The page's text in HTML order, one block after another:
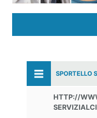
SPORTELLO
HTTP://